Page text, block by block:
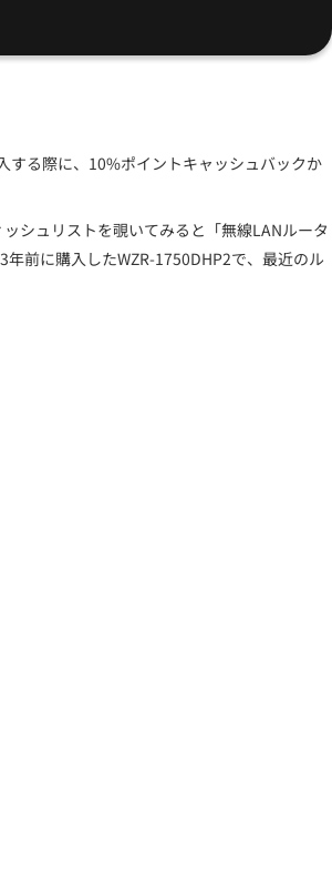
する際に、10%ポイントキャッシュバックか
シュリストを覗いてみると「無線LANルータ
前に購入したWZR-1750DHP2で、最近のル